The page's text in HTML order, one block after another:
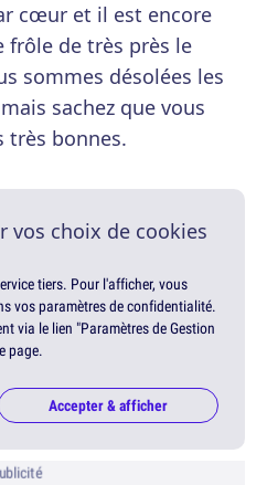
cœur et il est encore
frôle de très près le
sommes désolées les
sachez que vous
très bonnes.
vos choix de cookies
tiers. Pour l'afficher, vous
vos paramètres de confidentialité.
via le lien "Paramètres de Gestion
page.
Accepter & afficher